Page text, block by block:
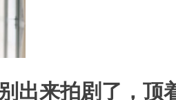
出来拍剧了，顶